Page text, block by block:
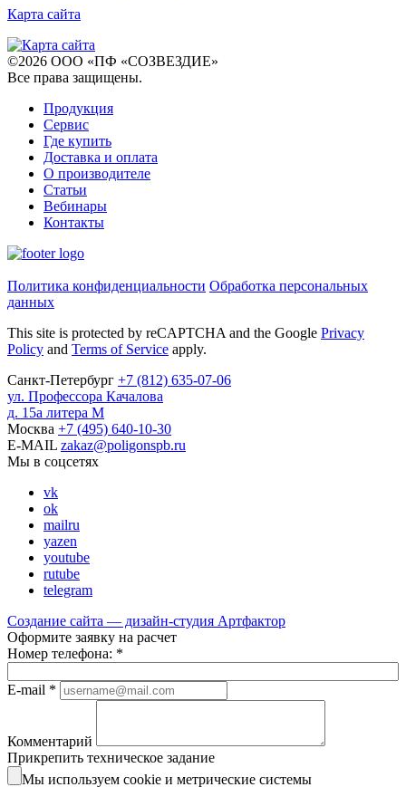
Карта сайта
©2026 ООО «ПФ «СОЗВЕЗДИЕ»
Все права защищены.
Продукция
Сервис
Где купить
Доставка и оплата
О производителе
Статьи
Вебинары
Контакты
Политика конфиденциальности Обработка персональных
данных
This site is protected by reCAPTCHA and the Google Privacy
Policy and Terms of Service apply.
Санкт-Петербург +7 (812) 635-07-06
ул. Профессора Качалова
д. 15а литера М
Москва +7 (495) 640-10-30
E-MAIL zakaz@poligonspb.ru
Мы в соцсетях
vk
ok
mailru
yazen
youtube
rutube
telegram
Создание сайта — дизайн-студия Артфактор
Оформите заявку на расчет
Номер телефона: *
E-mail *
Комментарий
Прикрепить техническое задание
Мы используем cookie и метрические системы